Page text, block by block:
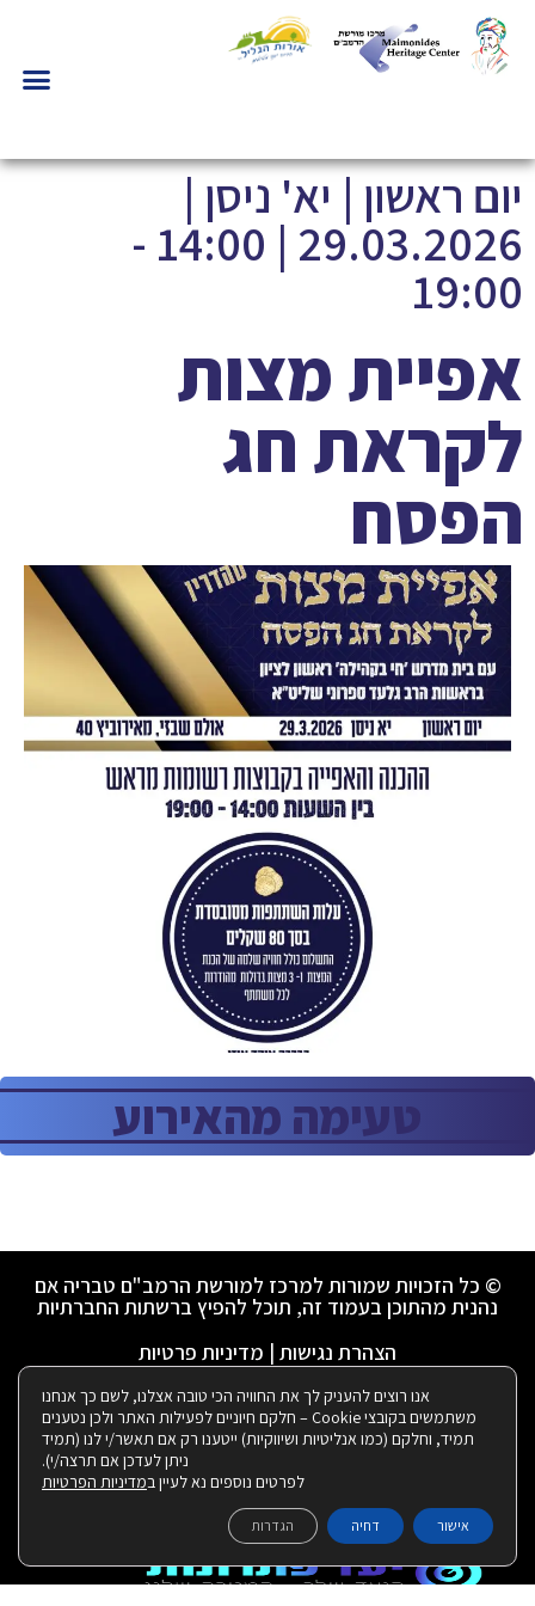
יום ראשון | יא' ניסן |
29.03.2026 | 14:00 -
19:00
אפיית מצות
לקראת חג
הפסח
טעימה מהאירוע
© כל הזכויות שמורות למרכז למורשת הרמב"ם טבריה אם
נהנית מהתוכן בעמוד זה, תוכל להפיץ ברשתות החברתיות
הצהרת נגישות | מדיניות פרטיות
ניהול ועיצוב ע"י רבקי שאולזון:
| בנייה ותחזוקת האתר:
אנו רוצים להעניק לך את החוויה הכי טובה אצלנו, לשם כך אנחנו
משתמשים בקובצי Cookie – חלקם חיוניים לפעילות האתר ולכן נטענים
תמיד, וחלקם (כמו אנליטיות ושיווקיות) ייטענו רק אם תאשר/י לנו (תמיד
ניתן לעדכן אם תרצה/י).
לפרטים נוספים נא לעיין במדיניות הפרטיות
אישור דחיה הגדרות